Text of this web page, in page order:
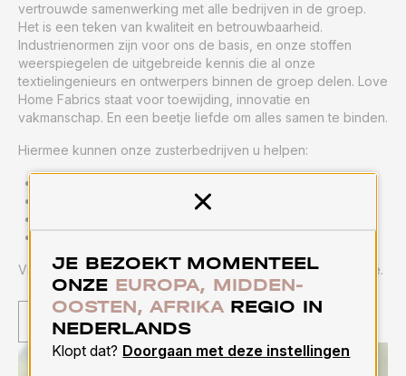
vertrouwde samenwerking met alle bedrijven in de groep.
Het is een teken van kwaliteit en betrouwbaarheid.
Industrienormen zijn voor ons de basis, en onze stoffen
weerspiegelen de uitgebreide kennis die al onze
textielingenieurs en ontwerpers binnen de groep delen. Love
Home Fabrics staat voor toewijding, innovatie en
vakmanschap. En een beetje liefde om alles samen te binden.
Hiermee kunnen onze zusterbedrijven u helpen:
Latex schuimkernen, toppers en kussens
Vind de juiste stof voor u op de Love Home Fabrics-website.
BEZOEK LOVE HOME STOFFEN
Sluiten
JE BEZOEKT MOMENTEEL
ONZE EUROPA, MIDDEN-
OOSTEN, AFRIKAREGIO IN
NEDERLANDS
Klopt dat? Doorgaan met deze instellingen